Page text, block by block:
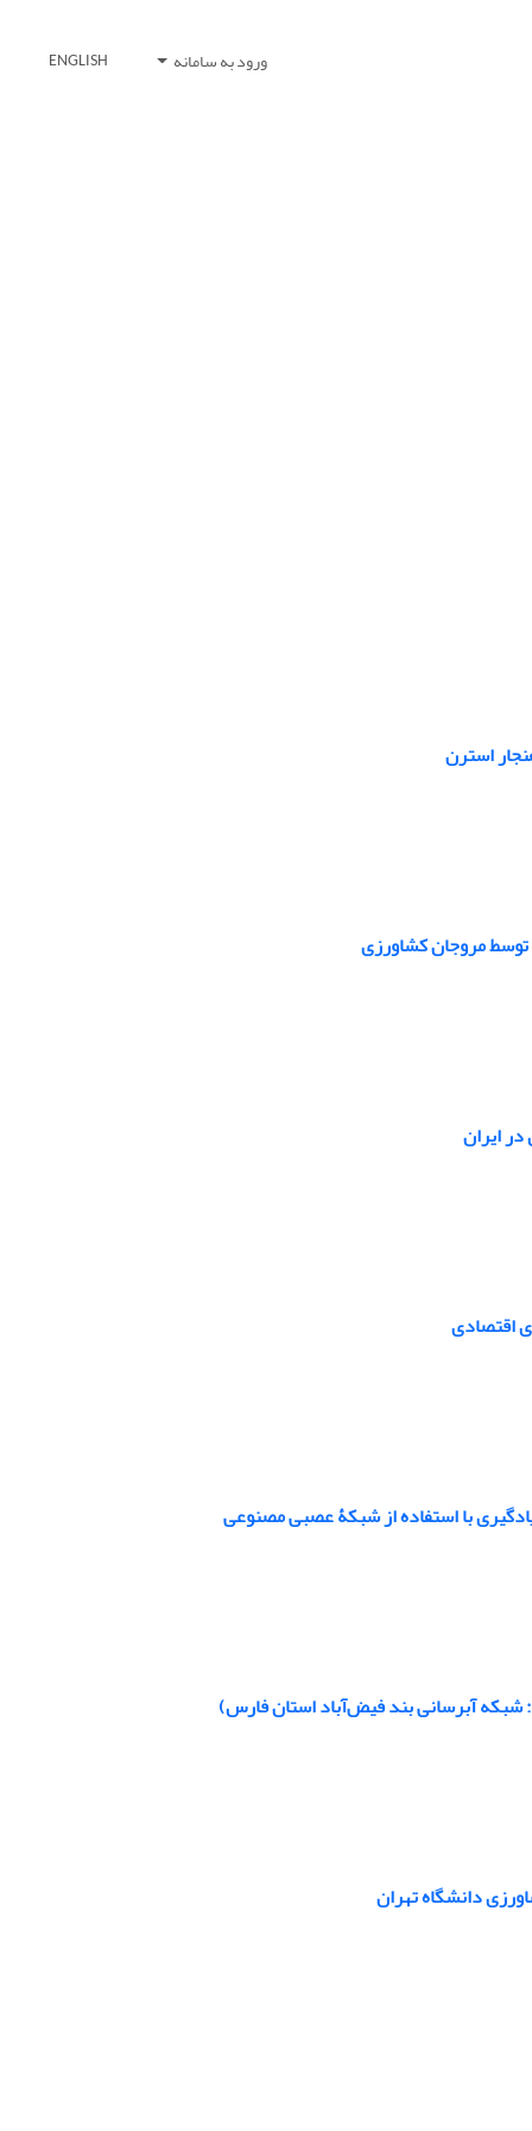
ورود به سامانه ENGLISH
استرن
مروجان کشاورزی
ایران
اقتصادی
با استفاده از شبکۀ عصبی مصنوعی
شبکه آبرسانی بند فیض‌آباد استان فارس)
دانشگاه تهران